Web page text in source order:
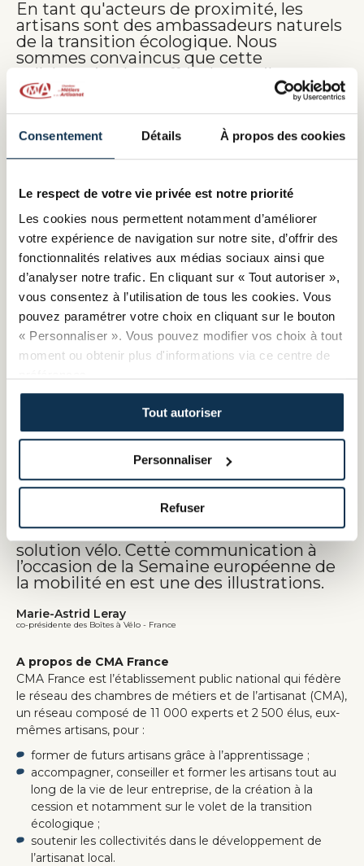
Consentement Détails À propos des cookies
Le respect de votre vie privée est notre priorité
Les cookies nous permettent notamment d’améliorer
votre expérience de navigation sur notre site, d’offrir des
fonctionnalités relatives aux médias sociaux ainsi que
d’analyser notre trafic. En cliquant sur « Tout autoriser »,
vous consentez à l’utilisation de tous les cookies. Vous
pouvez paramétrer votre choix en cliquant sur le bouton
« Personnaliser ». Vous pouvez modifier vos choix à tout
moment ou obtenir plus d'informations via ce centre de
Tout autoriser
Personnaliser
Refuser
En tant qu'acteurs de proximité, les
artisans sont des ambassadeurs naturels
de la transition écologique. Nous
sommes convaincus que cette
collaboration leur offrira les outils et
l'accompagnement nécessaires pour
leur quotidien professionnel. Les CMA
sont pleinement engagées à les soutenir
formations, des conseils personnalisés et
un réseau d'experts pour les guider pas à
pas.
Joël Fourny
président de CMA France
Notre posture, qui répond aux impératifs
imposés par les ZFE-m et la hausse des
milieu urbain à opter pour le vélo pour la
majorité de leurs déplacements
professionnels avec des vélos-cargos
et/ou des remorques adaptées à la
diversité de leur quotidien. Grâce à notre
partenariat avec la CMA France, nous
combinons toutes les expertises pour
accompagner les entreprises, les
créateurs ou les repreneurs vers la
solution vélo. Cette communication à
l’occasion de la Semaine européenne de
la mobilité en est une des illustrations.
Marie-Astrid Leray
co-présidente des Boîtes à Vélo - France
A propos de CMA France
CMA France est l’établissement public national qui fédère
le réseau des chambres de métiers et de l’artisanat (CMA),
un réseau composé de 11 000 experts et 2 500 élus, eux-
mêmes artisans, pour :
former de futurs artisans grâce à l’apprentissage ;
accompagner, conseiller et former les artisans tout au
long de la vie de leur entreprise, de la création à la
cession et notamment sur le volet de la transition
écologique ;
soutenir les collectivités dans le développement de
l’artisanat local.